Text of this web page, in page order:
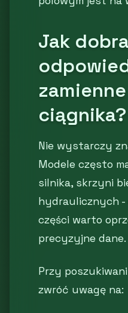
Jak
ciągnika?
Nie wystarczy
Modele często
silnika, skrzyni
hydraulicznych
części warto
precyzyjne dane.
Przy
zwróć uwagę na: